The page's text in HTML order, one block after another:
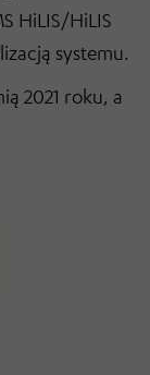
HiLIS/HiLIS
systemu.
2021 roku, a